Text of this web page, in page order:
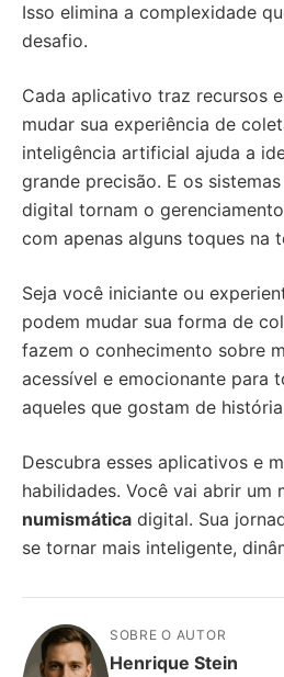
Isso elimina a complexidade
desafio.
Cada aplicativo traz recursos
mudar sua experiência de
inteligência artificial ajuda a
grande precisão. E os
digital tornam o
com apenas alguns toques na
Seja você iniciante ou
podem mudar sua forma de
fazem o conhecimento sobre
acessível e emocionante para
aqueles que gostam de
Descubra esses aplicativos e
habilidades. Você vai abrir um
numismática digital. Sua
se tornar mais inteligente,
SOBRE O AUTOR
Henrique Stein